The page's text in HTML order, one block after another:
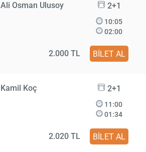
Ali Osman Ulusoy 2+1
10:05
02:00
2.000 TL BİLET AL
Kamil Koç 2+1
11:00
01:34
2.020 TL BİLET AL